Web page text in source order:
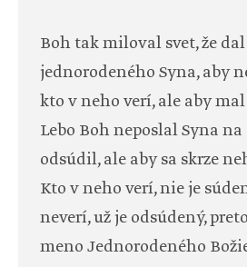
Boh tak miloval svet, že
jednorodeného Syna, aby
kto v neho verí, ale aby
Lebo Boh neposlal Syna na
odsúdil, ale aby sa skrze
Kto v neho verí, nie je
neverí, už je odsúdený,
meno Jednorodeného